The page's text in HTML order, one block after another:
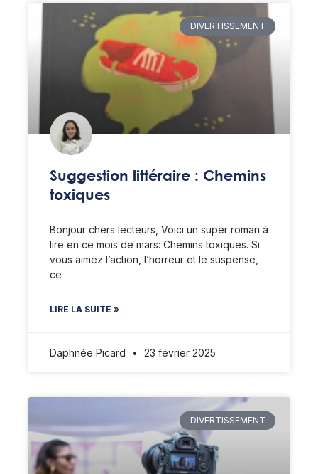
DIVERTISSEMENT
Suggestion littéraire : Chemins
toxiques
Bonjour chers lecteurs, Voici un super roman à
lire en ce mois de mars: Chemins toxiques. Si
vous aimez l’action, l’horreur et le suspense,
ce
LIRE LA SUITE »
Daphnée Picard 23 février 2025
DIVERTISSEMENT